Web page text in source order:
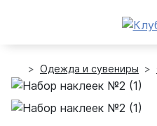
Одежда и сувениры